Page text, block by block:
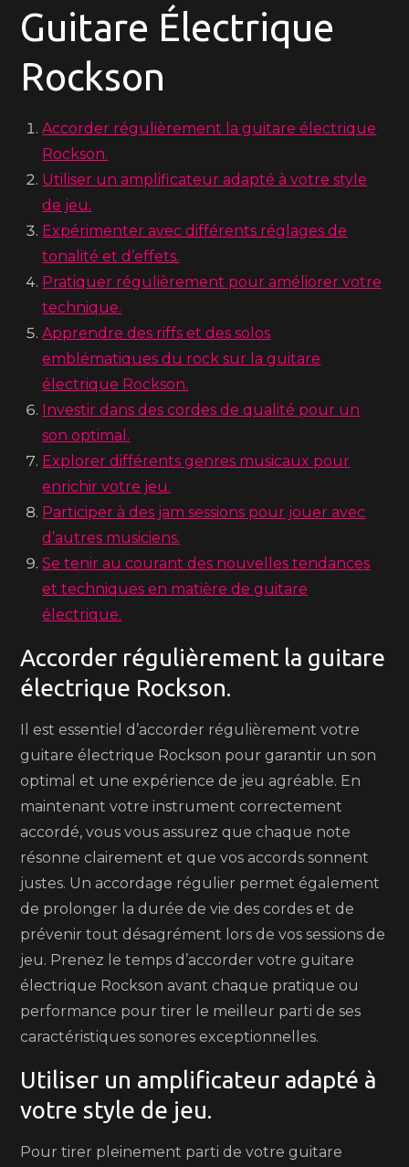
Guitare Électrique
Rockson
Accorder régulièrement la guitare électrique
Rockson.
Utiliser un amplificateur adapté à votre style
de jeu.
Expérimenter avec différents réglages de
tonalité et d’effets.
Pratiquer régulièrement pour améliorer votre
technique.
Apprendre des riffs et des solos
emblématiques du rock sur la guitare
électrique Rockson.
Investir dans des cordes de qualité pour un
son optimal.
Explorer différents genres musicaux pour
enrichir votre jeu.
Participer à des jam sessions pour jouer avec
d’autres musiciens.
Se tenir au courant des nouvelles tendances
et techniques en matière de guitare
électrique.
Accorder régulièrement la guitare
électrique Rockson.
Il est essentiel d’accorder régulièrement votre
guitare électrique Rockson pour garantir un son
optimal et une expérience de jeu agréable. En
maintenant votre instrument correctement
accordé, vous vous assurez que chaque note
résonne clairement et que vos accords sonnent
justes. Un accordage régulier permet également
de prolonger la durée de vie des cordes et de
prévenir tout désagrément lors de vos sessions de
jeu. Prenez le temps d’accorder votre guitare
électrique Rockson avant chaque pratique ou
performance pour tirer le meilleur parti de ses
caractéristiques sonores exceptionnelles.
Utiliser un amplificateur adapté à
votre style de jeu.
Pour tirer pleinement parti de votre guitare